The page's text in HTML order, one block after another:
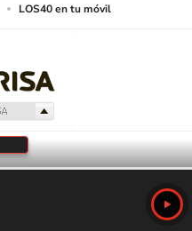
LOS40 en tu móvil